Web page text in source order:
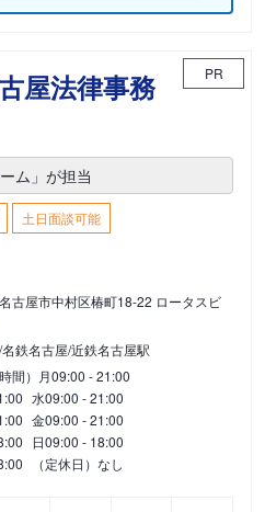
屋法律事務
PR
ム」が担当
土日面談可能
古屋市中村区椿町18-22 ロータスビ
鉄名古屋/近鉄名古屋駅
間） 月09:00 - 21:00
水09:00 - 21:00
金09:00 - 21:00
日09:00 - 18:00
（定休日）なし